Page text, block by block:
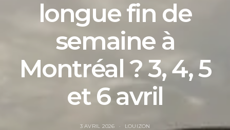
longue fin de
semaine à
Montréal ? 3, 4, 5
et 6 avril
3 AVRIL 2026 LOUIZON